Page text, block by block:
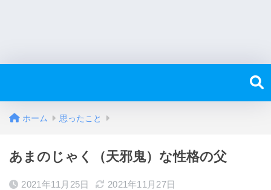
ホーム 思ったこと
あまのじゃく（天邪鬼）な性格の父
2021年11月25日 2021年11月27日